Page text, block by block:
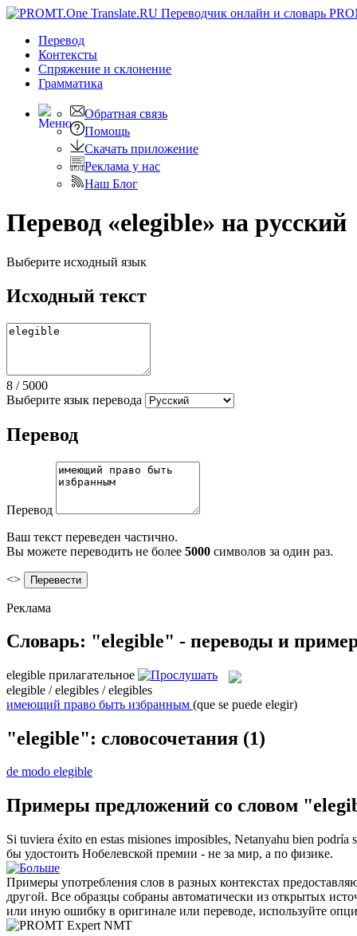
Перевод
Контексты
Спряжение и склонение
Грамматика
Обратная связь
Помощь
Скачать приложение
Реклама у нас
Наш Блог
Перевод «elegible» на русский
Выберите исходный язык
Исходный текст
8 / 5000
Выберите язык перевода
Перевод
Перевод
Ваш текст переведен частично.
Вы можете переводить не более 5000 символов за один раз.
<>
Реклама
Словарь: "elegible" - переводы и
elegible прилагательное
elegible / elegibles / elegibles
имеющий право быть избранным (que se puede elegir)
"elegible": словосочетания (1)
de modo elegible
Примеры предложений со словом
Si tuviera éxito en estas misiones imposibles, Netanyahu bien podría
бы удостоить Нобелевской премии - не за мир, а по физике.
Примеры употребления слов в разных контекстах
другой. Все образцы собраны автоматически из открытых
или иную ошибку в оригинале или переводе, используйте